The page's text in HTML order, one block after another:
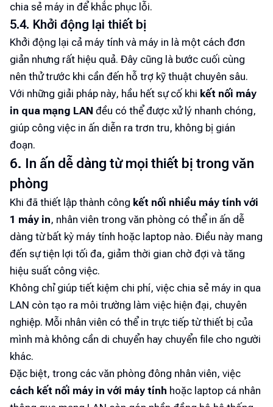
chia sẻ máy in để khắc phục lỗi.
5.4. Khởi động lại thiết bị
Khởi động lại cả máy tính và máy in là một cách đơn
giản nhưng rất hiệu quả. Đây cũng là bước cuối cùng
nên thử trước khi cần đến hỗ trợ kỹ thuật chuyên sâu.
Với những giải pháp này, hầu hết sự cố khi kết nối máy
in qua mạng LAN đều có thể được xử lý nhanh chóng,
giúp công việc in ấn diễn ra trơn tru, không bị gián
đoạn.
6. In ấn dễ dàng từ mọi thiết bị trong văn
phòng
Khi đã thiết lập thành công kết nối nhiều máy tính với
1 máy in, nhân viên trong văn phòng có thể in ấn dễ
dàng từ bất kỳ máy tính hoặc laptop nào. Điều này mang
đến sự tiện lợi tối đa, giảm thời gian chờ đợi và tăng
hiệu suất công việc.
Không chỉ giúp tiết kiệm chi phí, việc chia sẻ máy in qua
LAN còn tạo ra môi trường làm việc hiện đại, chuyên
nghiệp. Mỗi nhân viên có thể in trực tiếp từ thiết bị của
mình mà không cần di chuyển hay chuyển file cho người
khác.
Đặc biệt, trong các văn phòng đông nhân viên, việc
cách kết nối máy in với máy tính hoặc laptop cá nhân